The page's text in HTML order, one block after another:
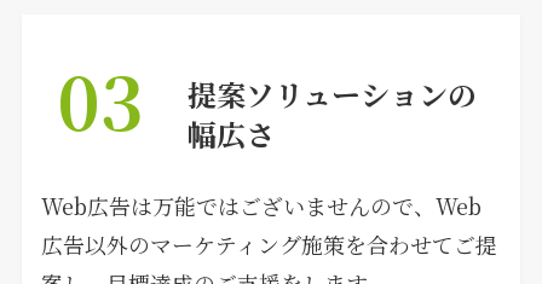
03
提案ソリューションの
幅広さ
Web広告は万能ではございませんので、Web
広告以外のマーケティング施策を合わせてご提